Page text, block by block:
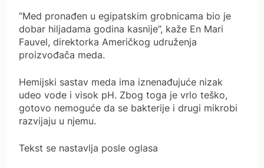
“Med pronađen u egipatskim grobnicama bio je
dobar hiljadama godina kasnije”, kaže En Mari
Fauvel, direktorka Američkog udruženja
proizvođača meda.
Hemijski sastav meda ima iznenađujuće nizak
udeo vode i visok pH. Zbog toga je vrlo teško,
gotovo nemoguće da se bakterije i drugi mikrobi
razvijaju u njemu.
Tekst se nastavlja posle oglasa